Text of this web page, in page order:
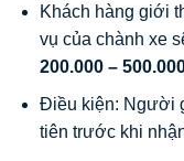
Khách hàng giới
vụ của chành xe
200.000 –
Điều kiện: Người
tiên trước khi